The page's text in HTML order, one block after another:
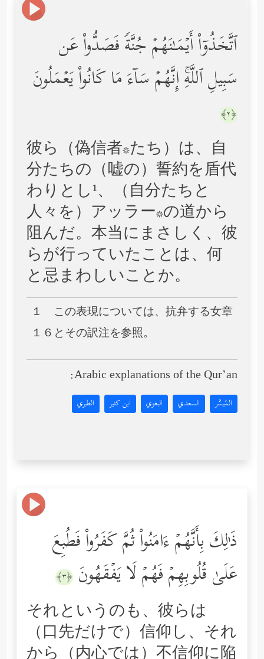
ٱتَّخَذُوۤاْ أَیۡمَـٰنَهُمۡ جُنَّةࣰ فَصَدُّواْ عَن
سَبِیلِ ٱللَّهِۚ إِنَّهُمۡ سَاۤءَ مَا كَانُواْ یَعۡمَلُونَ
﴿٢﴾
彼ら（偽信者*たち）は、自
分たちの（嘘の）誓約を盾代
わりとし¹、（自分たちと
人々を）アッラー*の道から
阻んだ。本当にまさしく、彼
らが行っていたことは、何
と忌まわしいことか。
１ この表現については、抗弁する女章
１６とその訳注を参照。
Arabic explanations of the Qur’an:
المُيسَّر السعدي البغوي ابن كثير الطبري
ذَ ٰ⁠لِكَ بِأَنَّهُمۡ ءَامَنُواْ ثُمَّ كَفَرُواْ فَطُبِعَ
عَلَىٰ قُلُوبِهِمۡ فَهُمۡ لَا یَفۡقَهُونَ ﴿٣﴾
それというのも、彼らは
（口先だけで）信仰し、それ